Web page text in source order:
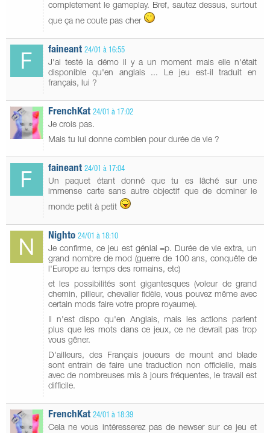
completement le gameplay. Bref, sautez dessus, surtout
que ça ne coute pas cher
faineant 24/01 à 16:55
J'ai testé la démo il y a un moment mais elle n'était
disponible qu'en anglais ... Le jeu est-il traduit en
français, lui ?
FrenchKat 24/01 à 17:02
Je crois pas.
Mais tu lui donne combien pour durée de vie ?
faineant 24/01 à 17:04
Un paquet étant donné que tu es lâché sur une
immense carte sans autre objectif que de dominer le
monde petit à petit
Nighto 24/01 à 18:10
Je confirme, ce jeu est génial =p. Durée de vie extra, un
grand nombre de mod (guerre de 100 ans, conquête de
l'Europe au temps des romains, etc)
et les possibilités sont gigantesques (voleur de grand
chemin, pilleur, chevalier fidèle, vous pouvez même avec
certain mods faire votre propre royaume).
Il n'est dispo qu'en Anglais, mais les actions parlent
plus que les mots dans ce jeux, ce ne devrait pas trop
vous gêner.
D'ailleurs, des Français joueurs de mount and blade
sont entrain de faire une traduction non officielle, mais
avec de nombreuses mis à jours fréquentes, le travail est
difficile.
FrenchKat 24/01 à 18:39
Cela ne vous intéresserez pas de newser sur ce jeu et